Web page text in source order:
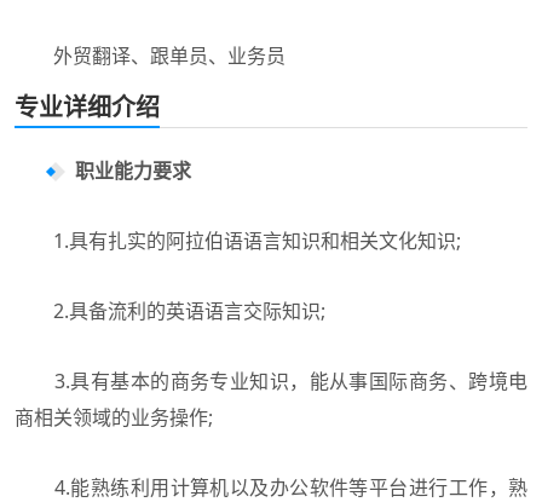
外贸翻译、跟单员、业务员
专业详细介绍
职业能力要求
1.具有扎实的阿拉伯语语言知识和相关文化知识;
2.具备流利的英语语言交际知识;
3.具有基本的商务专业知识，能从事国际商务、跨境电
商相关领域的业务操作;
4.能熟练利用计算机以及办公软件等平台进行工作，熟